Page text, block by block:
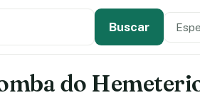
Buscar Tipo
do